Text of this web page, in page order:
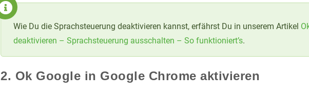
Wie Du die Sprachsteuerung deaktivieren kannst, erfährst Du in unserem Artikel
deaktivieren – Sprachsteuerung ausschalten – So funktioniert’s.
2. Ok Google in Google Chrome aktivieren